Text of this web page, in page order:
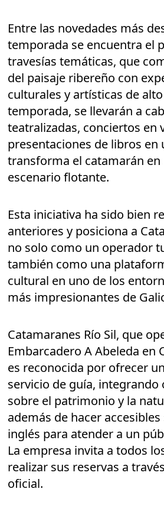
Entre las novedades más
temporada se encuentra el
travesías temáticas, que
del paisaje ribereño con
culturales y artísticas de
temporada, se llevarán a
teatralizadas, conciertos en
presentaciones de libros en
transforma el catamarán en
escenario flotante.
Esta iniciativa ha sido bien
anteriores y posiciona a
no solo como un operador
también como una
cultural en uno de los
más impresionantes de
Catamaranes Río Sil, que
Embarcadero A Abeleda en
es reconocida por ofrecer
servicio de guía,
sobre el patrimonio y la
además de hacer
inglés para atender a un
La empresa invita a todos
realizar sus reservas a
oficial.